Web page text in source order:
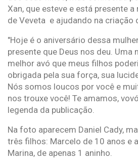
Xan, que esteve e está presente
de Veveta e ajudando na criação
"Hoje é o aniversário dessa
presente que Deus nos deu. Uma
melhor avó que meus filhos
obrigada pela sua força, sua
Nós somos loucos por você e
nos trouxe você! Te amamos,
legenda da publicação.
Na foto aparecem Daniel Cady,
três filhos: Marcelo de 10 anos e
Marina, de apenas 1 aninho.